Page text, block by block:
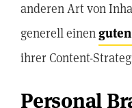
anderen Art von
generell einen
ihrer Content-
Personal